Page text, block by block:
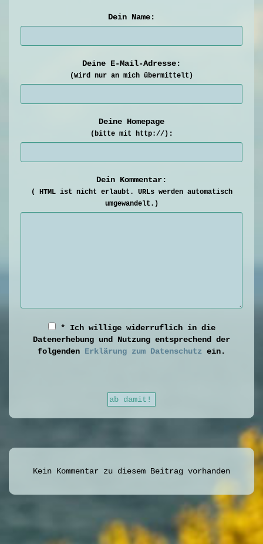
Dein Name:
Deine E-Mail-Adresse:
(Wird nur an mich übermittelt)
Deine Homepage
(bitte mit http://) :
Dein Kommentar:
( HTML ist nicht erlaubt. URLs werden automatisch
umgewandelt.)
* Ich willige widerruflich in die
Datenerhebung und Nutzung entsprechend der
folgenden Erklärung zum Datenschutz ein.
Kein Kommentar zu diesem Beitrag vorhanden